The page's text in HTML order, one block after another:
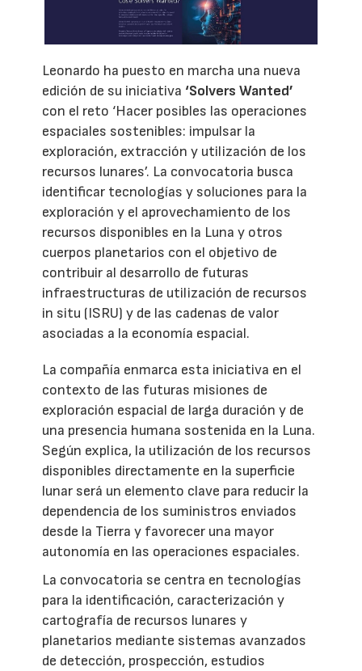
Leonardo ha puesto en marcha una nueva
edición de su iniciativa ‘Solvers Wanted’
con el reto ‘Hacer posibles las operaciones
espaciales sostenibles: impulsar la
exploración, extracción y utilización de los
recursos lunares’. La convocatoria busca
identificar tecnologías y soluciones para la
exploración y el aprovechamiento de los
recursos disponibles en la Luna y otros
cuerpos planetarios con el objetivo de
contribuir al desarrollo de futuras
infraestructuras de utilización de recursos
in situ (ISRU) y de las cadenas de valor
asociadas a la economía espacial.
La compañía enmarca esta iniciativa en el
contexto de las futuras misiones de
exploración espacial de larga duración y de
una presencia humana sostenida en la Luna.
Según explica, la utilización de los recursos
disponibles directamente en la superficie
lunar será un elemento clave para reducir la
dependencia de los suministros enviados
desde la Tierra y favorecer una mayor
autonomía en las operaciones espaciales.
La convocatoria se centra en tecnologías
para la identificación, caracterización y
cartografía de recursos lunares y
planetarios mediante sistemas avanzados
de detección, prospección, estudios